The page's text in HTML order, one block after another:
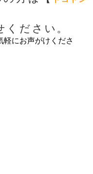
ください。
軽にお声がけくださ